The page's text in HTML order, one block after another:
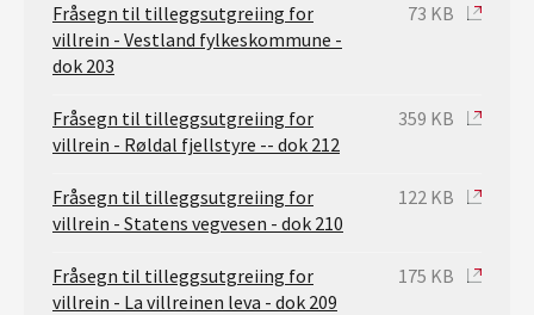
Fråsegn til tilleggsutgreiing for
villrein - Vestland fylkeskommune -
dok 203
73 KB
Fråsegn til tilleggsutgreiing for
villrein - Røldal fjellstyre -- dok 212
359 KB
Fråsegn til tilleggsutgreiing for
villrein - Statens vegvesen - dok 210
122 KB
Fråsegn til tilleggsutgreiing for
villrein - La villreinen leva - dok 209
175 KB